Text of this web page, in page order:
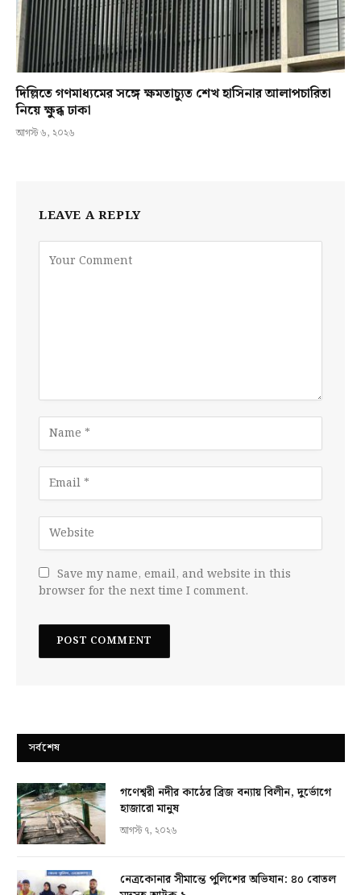
দিল্লিতে গণমাধ্যমের সঙ্গে ক্ষমতাচ্যুত শেখ হাসিনার আলাপচারিতা
নিয়ে ক্ষুব্ধ ঢাকা
আগস্ট ৬, ২০২৬
LEAVE A REPLY
Save my name, email, and website in this
browser for the next time I comment.
সর্বশেষ
গণেশ্বরী নদীর কাঠের ব্রিজ বন্যায় বিলীন, দুর্ভোগে
হাজারো মানুষ
আগস্ট ৭, ২০২৬
নেত্রকোনার সীমান্তে পুলিশের অভিযান: ৪০ বোতল